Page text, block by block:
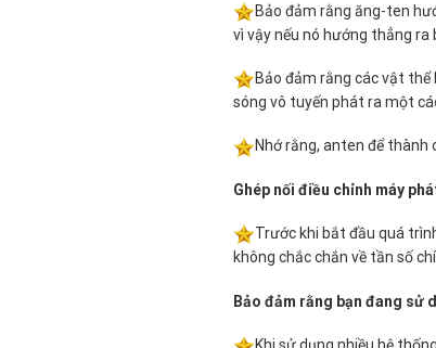
Bảo đảm rằng ăng-ten
vì vậy nếu nó hướng thẳng ra
Bảo đảm rằng các vật thể
sóng vô tuyến phát ra một
Nhớ rằng, anten để thành
Ghép nối điều chỉnh máy
Trước khi bắt đầu quá
không chắc chắn về tần số
Bảo đảm rằng bạn đang sử